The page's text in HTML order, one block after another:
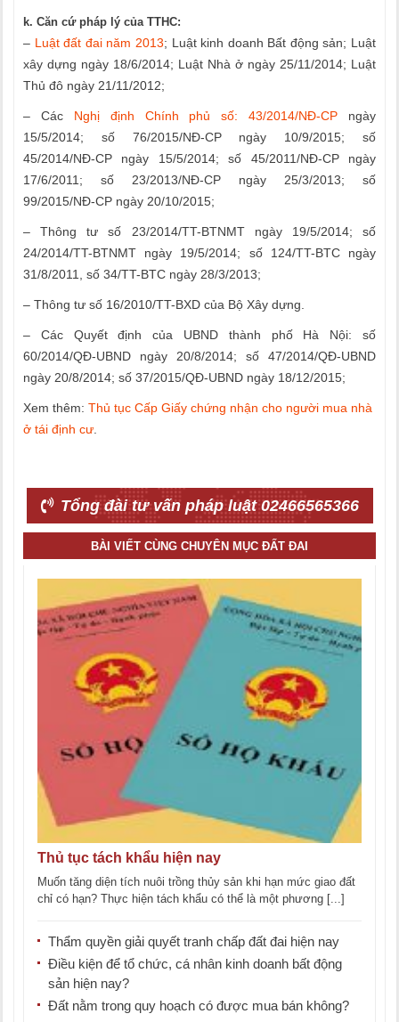
k. Căn cứ pháp lý của TTHC:
– Luật đất đai năm 2013; Luật kinh doanh Bất động sản; Luật
xây dựng ngày 18/6/2014; Luật Nhà ở ngày 25/11/2014; Luật
Thủ đô ngày 21/11/2012;
– Các Nghị định Chính phủ số: 43/2014/NĐ-CP ngày
15/5/2014; số 76/2015/NĐ-CP ngày 10/9/2015; số
45/2014/NĐ-CP ngày 15/5/2014; số 45/2011/NĐ-CP ngày
17/6/2011; số 23/2013/NĐ-CP ngày 25/3/2013; số
99/2015/NĐ-CP ngày 20/10/2015;
– Thông tư số 23/2014/TT-BTNMT ngày 19/5/2014; số
24/2014/TT-BTNMT ngày 19/5/2014; số 124/TT-BTC ngày
31/8/2011, số 34/TT-BTC ngày 28/3/2013;
– Thông tư số 16/2010/TT-BXD của Bộ Xây dựng.
– Các Quyết định của UBND thành phố Hà Nội: số
60/2014/QĐ-UBND ngày 20/8/2014; số 47/2014/QĐ-UBND
ngày 20/8/2014; số 37/2015/QĐ-UBND ngày 18/12/2015;
Xem thêm: Thủ tục Cấp Giấy chứng nhận cho người mua nhà
ở tái định cư
Tổng đài tư vấn pháp luật 02466565366
BÀI VIẾT CÙNG CHUYÊN MỤC ĐẤT ĐAI
Thủ tục tách khẩu hiện nay
Muốn tăng diện tích nuôi trồng thủy sản khi hạn mức giao đất
chỉ có hạn? Thực hiện tách khẩu có thể là một phương [...]
Thẩm quyền giải quyết tranh chấp đất đai hiện nay
Điều kiện để tổ chức, cá nhân kinh doanh bất động
sản hiện nay?
Đất nằm trong quy hoạch có được mua bán không?